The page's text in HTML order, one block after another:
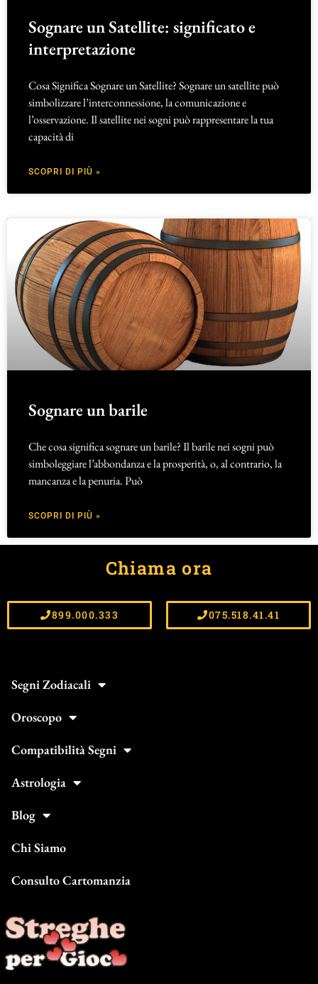
Sognare un Satellite: significato e
interpretazione
Cosa Significa Sognare un Satellite? Sognare un satellite può
simbolizzare l’interconnessione, la comunicazione e
l’osservazione. Il satellite nei sogni può rappresentare la tua
capacità di
SCOPRI DI PIÙ »
Sognare un barile
Che cosa significa sognare un barile? Il barile nei sogni può
simboleggiare l’abbondanza e la prosperità, o, al contrario, la
mancanza e la penuria. Può
SCOPRI DI PIÙ »
Chiama ora
899.000.333 075.518.41.41
Segni Zodiacali
Oroscopo
Compatibilità Segni
Astrologia
Blog
Chi Siamo
Consulto Cartomanzia